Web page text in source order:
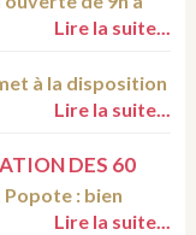
Lire la suite...
à la disposition
Lire la suite...
DES 60
Popote : bien
Lire la suite...